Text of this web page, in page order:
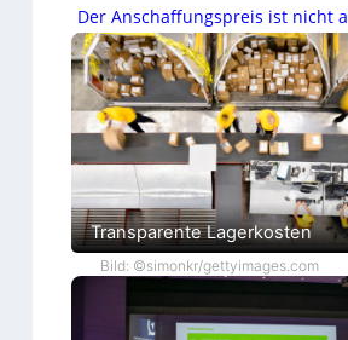
Der Anschaffungspreis ist nicht
Transparente Lagerkosten
Bild: ©simonkr/gettyimages.com